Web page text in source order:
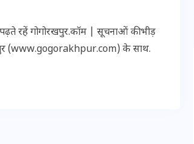
रहें गोगोरखपुर.कॉम | सूचनाओं की भीड़
(www.gogorakhpur.com) के साथ.